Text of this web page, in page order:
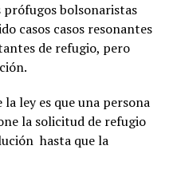
prófugos bolsonaristas
casos casos resonantes
de refugio, pero
ley es que una persona
la solicitud de refugio
hasta que la